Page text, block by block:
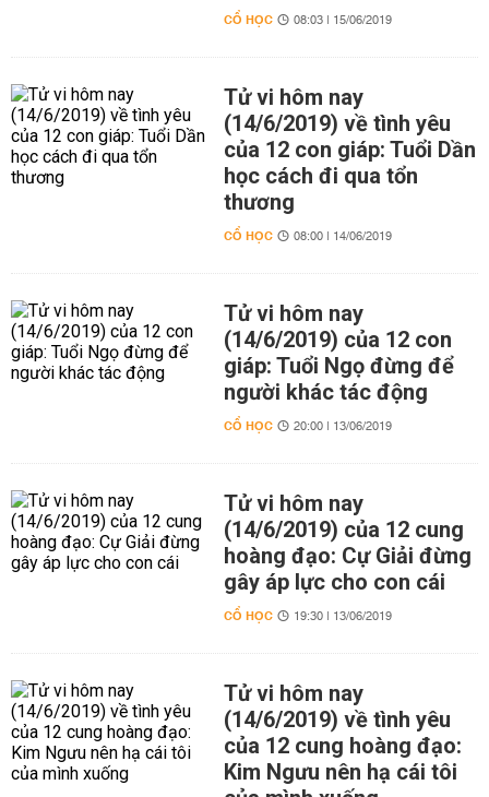
CỔ HỌC 08:03 | 15/06/2019
Tử vi hôm nay
(14/6/2019) về tình yêu
của 12 con giáp: Tuổi Dần
học cách đi qua tổn
thương
CỔ HỌC 08:00 | 14/06/2019
Tử vi hôm nay
(14/6/2019) của 12 con
giáp: Tuổi Ngọ đừng để
người khác tác động
CỔ HỌC 20:00 | 13/06/2019
Tử vi hôm nay
(14/6/2019) của 12 cung
hoàng đạo: Cự Giải đừng
gây áp lực cho con cái
CỔ HỌC 19:30 | 13/06/2019
Tử vi hôm nay
(14/6/2019) về tình yêu
của 12 cung hoàng đạo:
Kim Ngưu nên hạ cái tôi